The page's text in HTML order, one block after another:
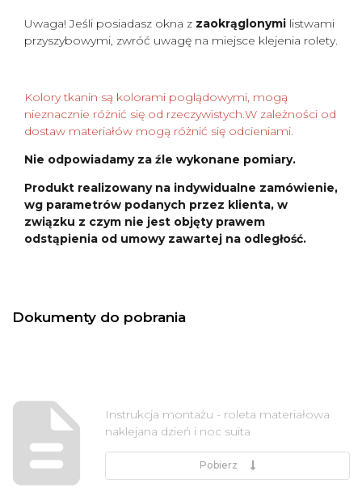
Uwaga! Jeśli posiadasz okna z zaokrąglonymi listwami
przyszybowymi, zwróć uwagę na miejsce klejenia rolety.
Kolory tkanin są kolorami poglądowymi, mogą
nieznacznie różnić się od rzeczywistych.W zależności od
dostaw materiałów mogą różnić się odcieniami.
Nie odpowiadamy za źle wykonane pomiary.
Produkt realizowany na indywidualne zamówienie,
wg parametrów podanych przez klienta, w
związku z czym nie jest objęty prawem
odstąpienia od umowy zawartej na odległość.
Dokumenty do pobrania
Instrukcja montażu - roleta materiałowa
naklejana dzień i noc suita
Pobierz